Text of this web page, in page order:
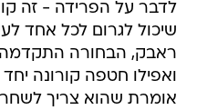
לדבר על הפרידה - זה
שיכול לגרום לכל אחד
ראבק, הבחורה התקדמה,
ואפילו חטפה קורונה
אומרת שהוא צריך